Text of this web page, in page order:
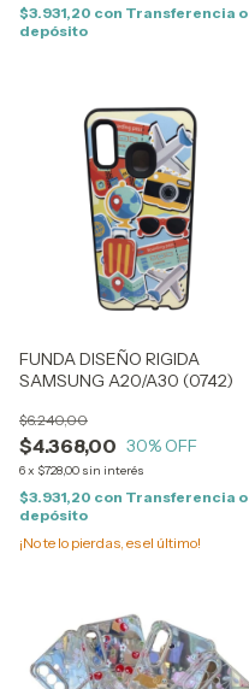
$3.931,20 con Transferencia o
depósito
FUNDA DISEÑO RIGIDA
SAMSUNG A20/A30 (0742)
$4.368,00
$6.240,00
30% OFF
6x $728,00 sin interés
$3.931,20 con Transferencia o
depósito
¡No te lo pierdas, es el último!